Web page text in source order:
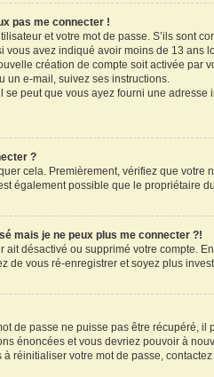
pas me connecter !
et votre mot de passe. S’ils sont
vous avez indiqué avoir moins de 13
création de compte soit activée par
un e-mail, suivez ses instructions.
se peut que vous ayez fourni une
?
cela. Premièrement, vérifiez que votre
également possible que le propriétaire
mais je ne peux plus me connecter ?!
ait désactivé ou supprimé votre
de vous ré-enregistrer et soyez plus
de passe ne puisse pas être récupéré,
énoncées et vous devriez pouvoir à
réinitialiser votre mot de passe,